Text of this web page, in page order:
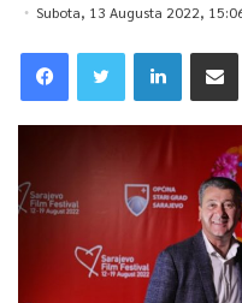
Subota, 13 Augusta 2022,